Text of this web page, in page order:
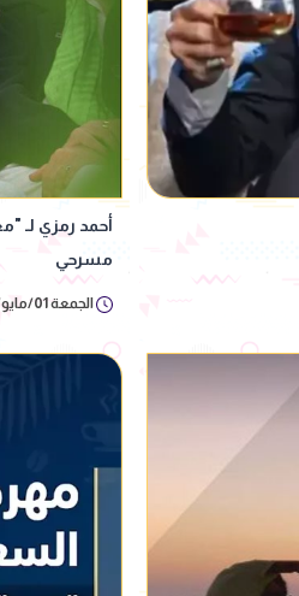
مسرحي
الجمعة 01/مايو/2026 - 02:30 ص